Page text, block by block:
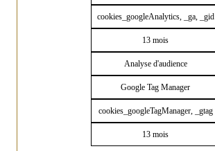
cookies_googleAnalytics, _ga, _gid
13 mois
Analyse d'audience
Google Tag Manager
cookies_googleTagManager, _gtag
13 mois